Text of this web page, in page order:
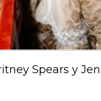
Spears y